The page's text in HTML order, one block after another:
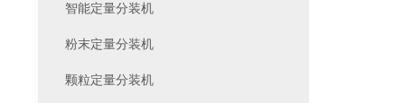
智能定量分装机
粉末定量分装机
颗粒定量分装机